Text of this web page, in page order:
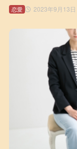
2023年9月13日
恋愛